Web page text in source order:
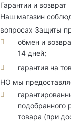
Гарантии и возврат
Наш магазин
вопросах Защиты
обмен и
14 дней;
гарантия на
НО мы
подобранного
товара (при